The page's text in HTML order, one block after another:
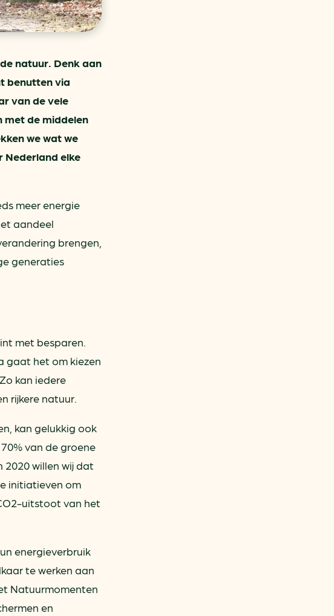
natuur. Denk aan
benutten via
van de vele
met de middelen
we wat we
Nederland elke
meer energie
aandeel
brengen,
generaties
met besparen.
gaat het om kiezen
kan iedere
rijkere natuur.
kan gelukkig ook
van de groene
2020 willen wij dat
initiatieven om
uitstoot van het
energieverbruik
te werken aan
Natuurmomenten
en